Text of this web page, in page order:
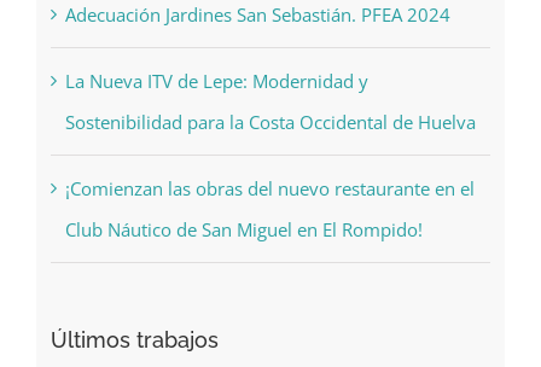
Adecuación Jardines San Sebastián. PFEA 2024
La Nueva ITV de Lepe: Modernidad y
Sostenibilidad para la Costa Occidental de Huelva
¡Comienzan las obras del nuevo restaurante en el
Club Náutico de San Miguel en El Rompido!
Últimos trabajos